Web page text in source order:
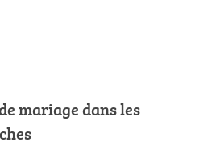
mariage dans les